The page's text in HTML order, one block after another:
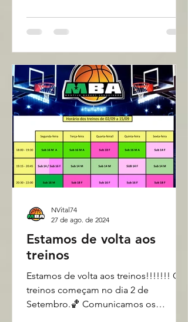
Estamos de volta aos
treinos
Estamos de volta aos treinos!!!!!!! Os
treinos começam no dia 2 de
Setembro.🏀 Comunicamos os
NVital74
27 de ago. de 2024